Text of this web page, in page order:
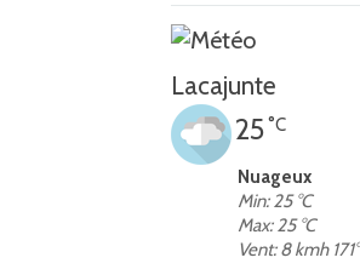
Lacajunte
25°C
Nuageux
Min: 25 °C
Max: 25 °C
Vent: 8 kmh 171°